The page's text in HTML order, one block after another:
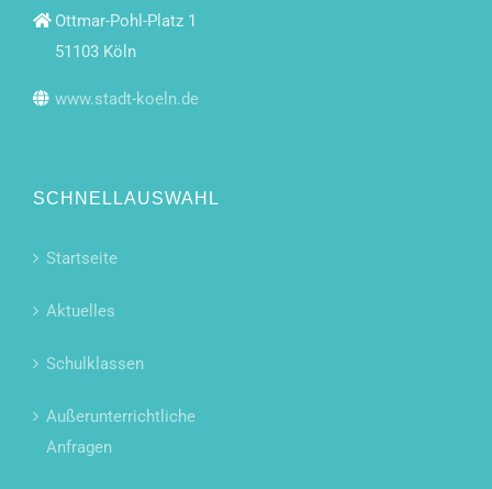
Ottmar-Pohl-Platz 1
51103 Köln
www.stadt-koeln.de
SCHNELLAUSWAHL
Startseite
Aktuelles
Schulklassen
Außerunterrichtliche
Anfragen